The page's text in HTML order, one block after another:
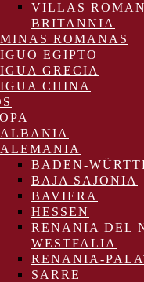
VILLAS
BRITANNIA
MINAS ROMANAS
EGIPTO
GRECIA
CHINA
ALBANIA
ALEMANIA
BADEN-
BAJA SAJONIA
BAVIERA
HESSEN
RENANIA DEL
WESTFALIA
RENANIA-
SARRE